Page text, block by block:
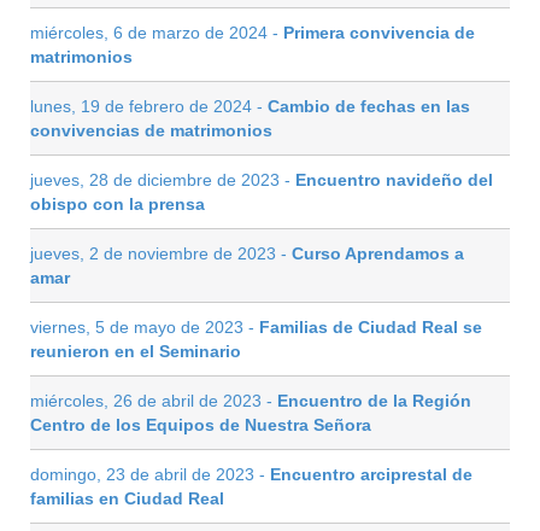
miércoles, 6 de marzo de 2024 - Primera convivencia de
matrimonios
lunes, 19 de febrero de 2024 - Cambio de fechas en las
convivencias de matrimonios
jueves, 28 de diciembre de 2023 - Encuentro navideño del
obispo con la prensa
jueves, 2 de noviembre de 2023 - Curso Aprendamos a
amar
viernes, 5 de mayo de 2023 - Familias de Ciudad Real se
reunieron en el Seminario
miércoles, 26 de abril de 2023 - Encuentro de la Región
Centro de los Equipos de Nuestra Señora
domingo, 23 de abril de 2023 - Encuentro arciprestal de
familias en Ciudad Real